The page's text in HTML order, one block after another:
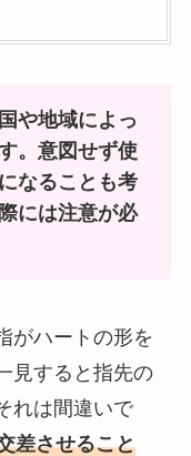
や地域によっ
。意図せず使
なることも考
には注意が必
がハートの形を
見すると指先の
れは間違いで
差させること